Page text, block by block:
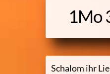
1Mo
Schalom ihr